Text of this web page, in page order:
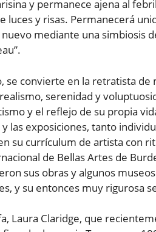
y permanece ajena al
luces y risas. Permanecerá
mediante una simbiosis
se convierte en la retratista
serenidad y
y el reflejo de su propia
las exposiciones, tanto
su currículum de artista con
de Bellas Artes de
sus obras y algunos
y su entonces muy rigurosa
Laura Claridge, que